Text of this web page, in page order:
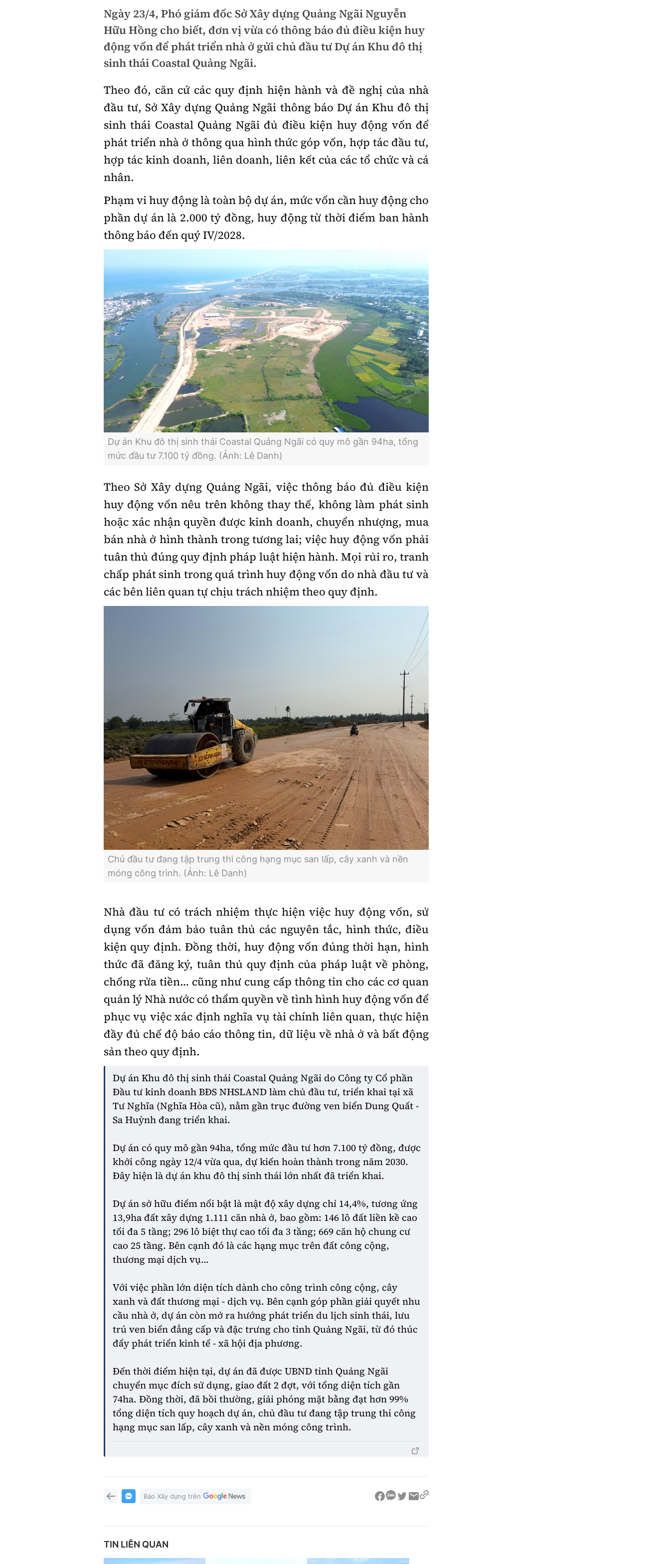
Ngày 23/4, Phó giám đốc Sở Xây dựng Quảng Ngãi Nguyễn
Hữu Hồng cho biết, đơn vị vừa có thông báo đủ điều kiện huy
động vốn để phát triển nhà ở gửi chủ đầu tư Dự án Khu đô thị
sinh thái Coastal Quảng Ngãi.
Theo đó, căn cứ các quy định hiện hành và đề nghị của nhà
đầu tư, Sở Xây dựng Quảng Ngãi thông báo Dự án Khu đô thị
sinh thái Coastal Quảng Ngãi đủ điều kiện huy động vốn để
phát triển nhà ở thông qua hình thức góp vốn, hợp tác đầu tư,
hợp tác kinh doanh, liên doanh, liên kết của các tổ chức và cá
nhân.
Phạm vi huy động là toàn bộ dự án, mức vốn cần huy động cho
phần dự án là 2.000 tỷ đồng, huy động từ thời điểm ban hành
thông báo đến quý IV/2028.
Dự án Khu đô thị sinh thái Coastal Quảng Ngãi có quy mô gần 94ha, tổng
mức đầu tư 7.100 tỷ đồng. (Ảnh: Lê Danh)
Theo Sở Xây dựng Quảng Ngãi, việc thông báo đủ điều kiện
huy động vốn nêu trên không thay thế, không làm phát sinh
hoặc xác nhận quyền được kinh doanh, chuyển nhượng, mua
bán nhà ở hình thành trong tương lai; việc huy động vốn phải
tuân thủ đúng quy định pháp luật hiện hành. Mọi rủi ro, tranh
chấp phát sinh trong quá trình huy động vốn do nhà đầu tư và
các bên liên quan tự chịu trách nhiệm theo quy định.
Chủ đầu tư đang tập trung thi công hạng mục san lấp, cây xanh và nền
móng công trình. (Ảnh: Lê Danh)
Nhà đầu tư có trách nhiệm thực hiện việc huy động vốn, sử
dụng vốn đảm bảo tuân thủ các nguyên tắc, hình thức, điều
kiện quy định. Đồng thời, huy động vốn đúng thời hạn, hình
thức đã đăng ký, tuân thủ quy định của pháp luật về phòng,
chống rửa tiền… cũng như cung cấp thông tin cho các cơ quan
quản lý Nhà nước có thẩm quyền về tình hình huy động vốn để
phục vụ việc xác định nghĩa vụ tài chính liên quan, thực hiện
đầy đủ chế độ báo cáo thông tin, dữ liệu về nhà ở và bất động
sản theo quy định.
Dự án Khu đô thị sinh thái Coastal Quảng Ngãi do Công ty Cổ phần
Đầu tư kinh doanh BĐS NHSLAND làm chủ đầu tư, triển khai tại xã
Tư Nghĩa (Nghĩa Hòa cũ), nằm gần trục đường ven biển Dung Quất -
Sa Huỳnh đang triển khai.
Dự án có quy mô gần 94ha, tổng mức đầu tư hơn 7.100 tỷ đồng, được
khởi công ngày 12/4 vừa qua, dự kiến hoàn thành trong năm 2030.
Đây hiện là dự án khu đô thị sinh thái lớn nhất đã triển khai.
Dự án sở hữu điểm nổi bật là mật độ xây dựng chỉ 14,4%, tương ứng
13,9ha đất xây dựng 1.111 căn nhà ở, bao gồm: 146 lô đất liền kề cao
tối đa 5 tầng; 296 lô biệt thự cao tối đa 3 tầng; 669 căn hộ chung cư
cao 25 tầng. Bên cạnh đó là các hạng mục trên đất công cộng,
thương mại dịch vụ...
Với việc phần lớn diện tích dành cho công trình công cộng, cây
xanh và đất thương mại - dịch vụ. Bên cạnh góp phần giải quyết nhu
cầu nhà ở, dự án còn mở ra hướng phát triển du lịch sinh thái, lưu
trú ven biển đẳng cấp và đặc trưng cho tỉnh Quảng Ngãi, từ đó thúc
đẩy phát triển kinh tế - xã hội địa phương.
Đến thời điểm hiện tại, dự án đã được UBND tỉnh Quảng Ngãi
chuyển mục đích sử dụng, giao đất 2 đợt, với tổng diện tích gần
74ha. Đồng thời, đã bồi thường, giải phóng mặt bằng đạt hơn 99%
tổng diện tích quy hoạch dự án, chủ đầu tư đang tập trung thi công
hạng mục san lấp, cây xanh và nền móng công trình.
Báo Xây dựng trên
TIN LIÊN QUAN